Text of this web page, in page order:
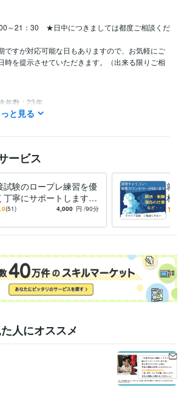
～21：30　★日中につきましては都度ご相談くだ
ですが対応可能な日もありますので、お気軽にご
時を提示させていただきます。（出来る限りご相
年数 : 23年
輸入販売会社 2000年3月 ~ 2019年11月 199
介 B社 2019年12月 ~ 2020年10月
ランク獲得 ココナラ　シルバーランク獲得 コ
ク獲得
得年 : 2021年
メント検定
免許 取得年 : 1991年
ス スペシャリスト（MOS） 取得年 : 2018年
年
ング
キャリアコンサルタン
と見る
ービス
試験のロープレ練習を優
丁寧にサポートします
ルA判定一発合格のキャ
える
(51) 4,000 円 /90分
就活
相談
ン・
人にオススメ